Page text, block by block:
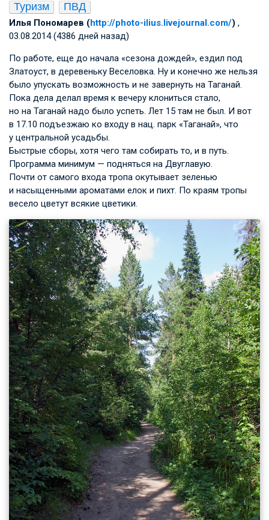
Туризм
ПВД
Илья Пономарев (http://photo-ilius.livejournal.com/) ,
03.08.2014 (4386 дней назад)
По работе, еще до начала «сезона дождей», ездил под
Златоуст, в деревеньку Веселовка. Ну и конечно же нельзя
было упускать возможность и не завернуть на Таганай.
Пока дела делал время к вечеру клониться стало,
но на Таганай надо было успеть. Лет 15 там не был. И вот
в 17.10 подъезжаю ко входу в нац. парк «Таганай», что
у центральной усадьбы.
Быстрые сборы, хотя чего там собирать то, и в путь.
Программа минимум — подняться на Двуглавую.
Почти от самого входа тропа окутывает зеленью
и насыщенными ароматами елок и пихт. По краям тропы
весело цветут всякие цветики.